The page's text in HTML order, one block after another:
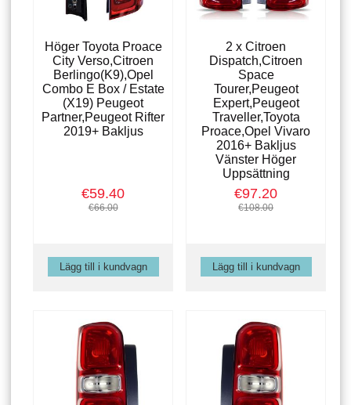
Höger Toyota Proace
City Verso,Citroen
Berlingo(K9),Opel
Combo E Box / Estate
(X19) Peugeot
Partner,Peugeot Rifter
2019+ Bakljus
€59.40
€66.00
2 x Citroen
Dispatch,Citroen
Space
Tourer,Peugeot
Expert,Peugeot
Traveller,Toyota
Proace,Opel Vivaro
2016+ Bakljus
Vänster Höger
Uppsättning
€97.20
€108.00